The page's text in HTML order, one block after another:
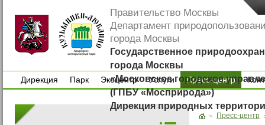
Правительство Москвы
Департамент
города Москвы
Государственное
города Москвы
«Московское городское
(ГПБУ «Мосприрода»)
Дирекция природных
Дирекция
Парк
Экоцентр
Экоцентр
Услуги
Услуги
Пресс-центр
Пресс-центр